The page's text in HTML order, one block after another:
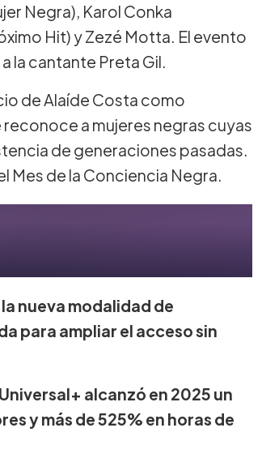
Negra), Karol Conka
Hit) y Zezé Motta. El evento
la cantante Preta Gil.
de Alaíde Costa como
a mujeres negras cuyas
de generaciones pasadas.
Mes de la Conciencia Negra.
nueva modalidad de
para ampliar el acceso sin
alcanzó en 2025 un
y más de 525% en horas de